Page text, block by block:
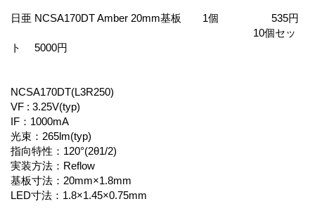
日亜 NCSA170DT Amber 20mm基板 1個 535円
10個セッ
ト 5000円
NCSA170DT(L3R250)
VF : 3.25V(typ)
IF：1000mA
光束：265lm(typ)
指向特性：120°(2θ1/2)
実装方法：Reflow
基板寸法：20mm×1.8mm
LED寸法：1.8×1.45×0.75mm